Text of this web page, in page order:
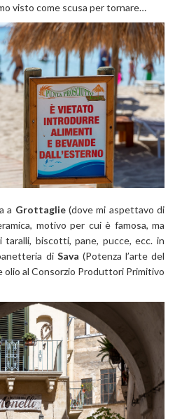
visto come scusa per tornare…
a Grottaglie(dove mi aspettavo di
motivo per cui è famosa, ma
taralli, biscotti, pane, pucce, ecc. in
di Sava (Potenza l’arte del
al Consorzio Produttori Primitivo